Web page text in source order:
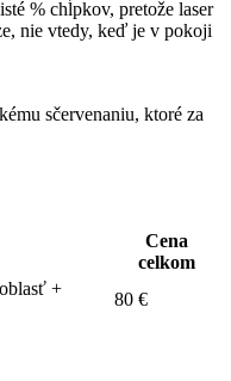
% chĺpkov, pretože laser
nie vtedy, keď je v pokoji
sčervenaniu, ktoré za
Cena
celkom
+
80 €